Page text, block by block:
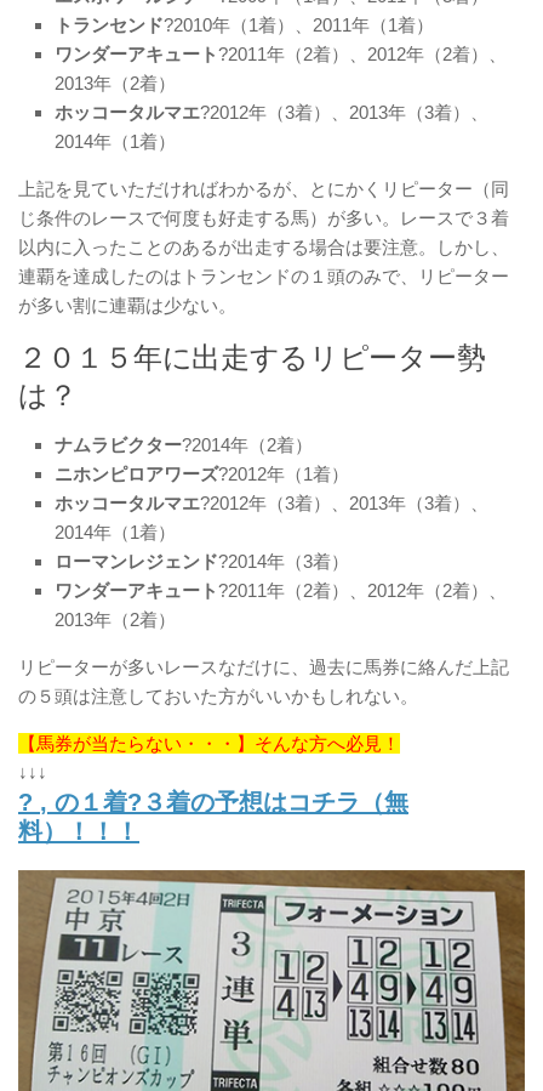
トランセンド?2010年（1着）、2011年（1着）
ワンダーアキュート?2011年（2着）、2012年（2着）、
2013年（2着）
ホッコータルマエ?2012年（3着）、2013年（3着）、
2014年（1着）
上記を見ていただければわかるが、とにかくリピーター（同
じ条件のレースで何度も好走する馬）が多い。レースで３着
以内に入ったことのあるが出走する場合は要注意。しかし、
連覇を達成したのはトランセンドの１頭のみで、リピーター
が多い割に連覇は少ない。
２０１５年に出走するリピーター勢
は？
ナムラビクター?2014年（2着）
ニホンピロアワーズ?2012年（1着）
ホッコータルマエ?2012年（3着）、2013年（3着）、
2014年（1着）
ローマンレジェンド?2014年（3着）
ワンダーアキュート?2011年（2着）、2012年（2着）、
2013年（2着）
リピーターが多いレースなだけに、過去に馬券に絡んだ上記
の５頭は注意しておいた方がいいかもしれない。
【馬券が当たらない・・・】そんな方へ必見！
↓↓↓
? , の１着?３着の予想はコチラ（無
料）！！！